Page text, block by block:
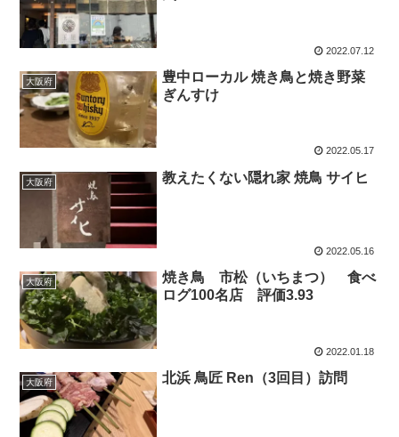
2022.07.12
大阪府
豊中ローカル 焼き鳥と焼き野菜
ぎんすけ
2022.05.17
大阪府 教えたくない隠れ家 焼鳥 サイヒ
2022.05.16
大阪府
焼き鳥 市松（いちまつ） 食べ
ログ100名店 評価3.93
2022.01.18
大阪府 北浜 鳥匠 Ren（3回目）訪問